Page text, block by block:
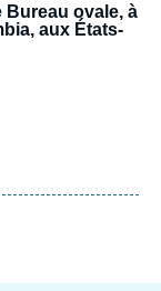
Bureau ovale, à
aux États-